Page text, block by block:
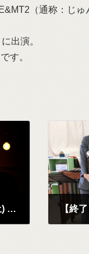
（通称：じゅ
出演。
す。
【終了しました！】2021年11月20日(土) 富田真以子パーカッションリサイタル「いろいろだがっき、いろいろおんがく」